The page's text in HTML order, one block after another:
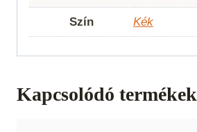
Szín Kék
Kapcsolódó termékek